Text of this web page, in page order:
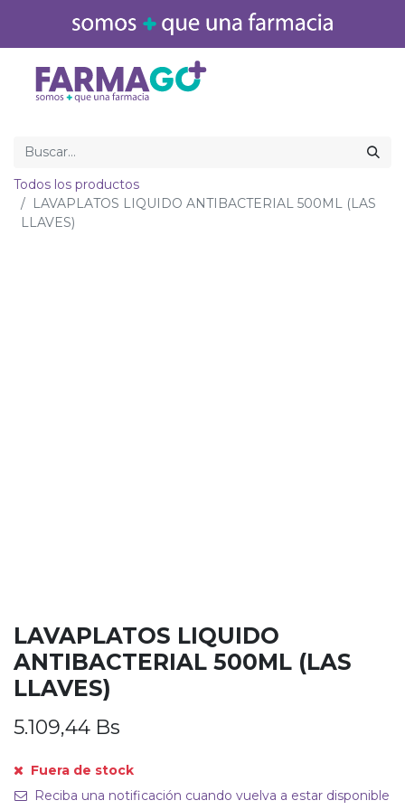
Todos los productos
LAVAPLATOS LIQUIDO ANTIBACTERIAL 500ML (LAS
LLAVES)
LAVAPLATOS LIQUIDO
ANTIBACTERIAL 500ML (LAS
LLAVES)
5.109,44 Bs
Fuera de stock
Reciba una notificación cuando vuelva a estar disponible